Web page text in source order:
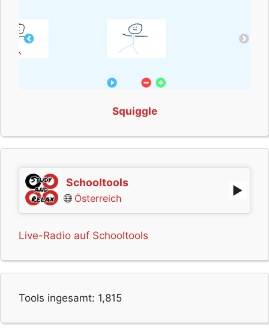
Squiggle
Schooltools
Österreich
Live-Radio auf Schooltools
Tools ingesamt: 1,815